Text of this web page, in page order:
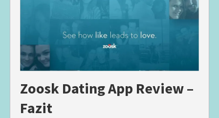
Zoosk Dating App Review –
Fazit